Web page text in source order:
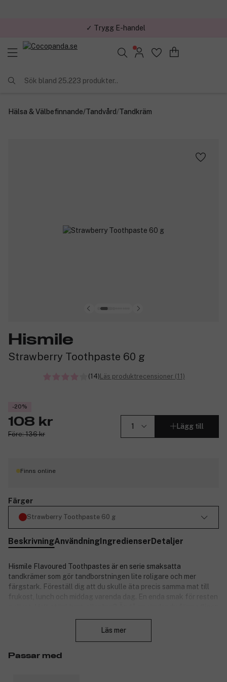
✓ Trygg E-handel
Sök bland 25.223 produkter..
Hälsa & Välbefinnande/Tandvård/Tandkräm
Hismile
Strawberry Toothpaste 60 g
(14) Läs produktrecensioner (11)
-20%
108 kr
Före: 136 kr
Lägg till
Finns online
Färger
Strawberry Toothpaste 60 g
BeskrivningAnvändningIngredienserDetaljer
Hismile Flavoured Toothpastes är en serie smaksatta
tandkrämer som gör tandborstningen lite roligare och mer
färgstark. Föreställ dig att du skulle äta precis samma mat till
frukost, lunch och middag varenda dag. En enda smak för resten
smak! Tänk så uttråkade dina tänder måste vara – de längtar helt
Hismile erbjuder smaksatta tandkrämer som gör
Läs mer
Passar med